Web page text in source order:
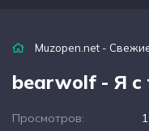
Muzopen.net -
bearwolf - Я с
Просмотров: